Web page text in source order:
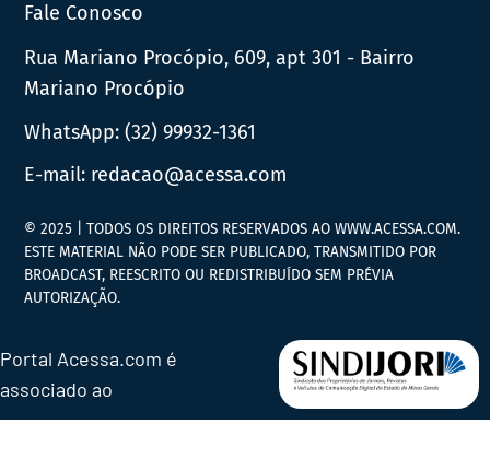
Fale Conosco
Rua Mariano Procópio, 609, apt 301 - Bairro
Mariano Procópio
WhatsApp:(32) 99932-1361
E-mail: redacao@acessa.com
© 2025 | TODOS OS DIREITOS RESERVADOS AO WWW.ACESSA.COM.
ESTE MATERIAL NÃO PODE SER PUBLICADO, TRANSMITIDO POR
BROADCAST, REESCRITO OU REDISTRIBUÍDO SEM PRÉVIA
AUTORIZAÇÃO.
Portal Acessa.com é
associado ao